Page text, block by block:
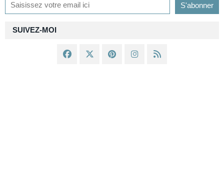
SUIVEZ-MOI